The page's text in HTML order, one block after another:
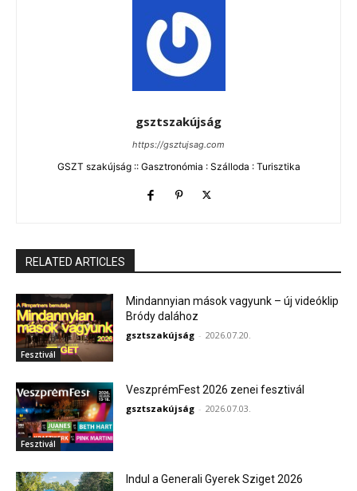
gsztszakújság
https://gsztujsag.com
GSZT szakújság :: Gasztronómia : Szálloda : Turisztika
RELATED ARTICLES
Fesztivál
Mindannyian mások vagyunk – új videóklip
Bródy dalához
gsztszakújság - 2026.07.20.
Fesztivál
VeszprémFest 2026 zenei fesztivál
gsztszakújság - 2026.07.03.
Indul a Generali Gyerek Sziget 2026